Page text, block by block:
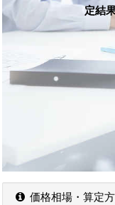
定結
価格相場・算定